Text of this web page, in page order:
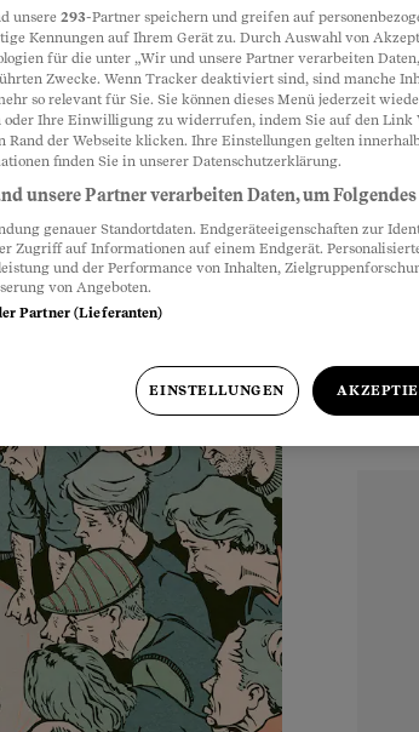
Wer dort
erst recht.
unsere 293-Partner speichern und greifen auf
Kennungen auf Ihrem Gerät zu. Durch Auswahl von
für die unter „Wir und unsere Partner verarbeiten
Zwecke. Wenn Tracker deaktiviert sind, sind manche
so relevant für Sie. Sie können dieses Menü jederzeit
oder Ihre Einwilligung zu widerrufen, indem Sie auf den Link
Rand der Webseite klicken. Ihre Einstellungen gelten
finden Sie in unserer Datenschutzerklärung.
unsere Partner verarbeiten Daten, um
genauer Standortdaten. Endgeräteeigenschaften zur
Zugriff auf Informationen auf einem Endgerät.
und der Performance von Inhalten,
von Angeboten.
Partner (Lieferanten)
EINSTELLUNGEN